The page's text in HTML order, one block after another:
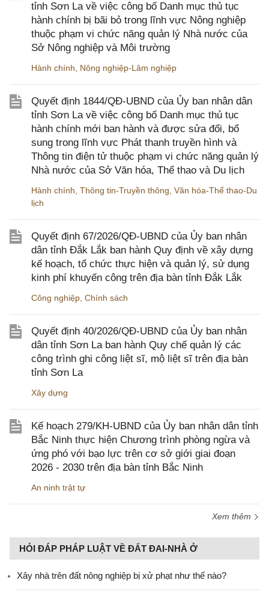
tỉnh Sơn La về việc công bố Danh mục thủ tục
hành chính bị bãi bỏ trong lĩnh vực Nông nghiệp
thuộc phạm vi chức năng quản lý Nhà nước của
Sở Nông nghiệp và Môi trường
Hành chính Nông nghiệp-Lâm nghiệp
Quyết định 1844/QĐ-UBND của Ủy ban nhân dân
tỉnh Sơn La về việc công bố Danh mục thủ tục
hành chính mới ban hành và được sửa đổi, bổ
sung trong lĩnh vực Phát thanh truyền hình và
Thông tin điện tử thuộc phạm vi chức năng quản lý
Nhà nước của Sở Văn hóa, Thể thao và Du lịch
Hành chính Thông tin-Truyền thông Văn hóa-Thể thao-Du
lịch
Quyết định 67/2026/QĐ-UBND của Ủy ban nhân
dân tỉnh Đắk Lắk ban hành Quy định về xây dựng
kế hoạch, tổ chức thực hiện và quản lý, sử dụng
kinh phí khuyến công trên địa bàn tỉnh Đắk Lắk
Công nghiệp Chính sách
Quyết định 40/2026/QĐ-UBND của Ủy ban nhân
dân tỉnh Sơn La ban hành Quy chế quản lý các
công trình ghi công liệt sĩ, mộ liệt sĩ trên địa bàn
tỉnh Sơn La
Xây dựng
Kế hoạch 279/KH-UBND của Ủy ban nhân dân tỉnh
Bắc Ninh thực hiện Chương trình phòng ngừa và
ứng phó với bạo lực trên cơ sở giới giai đoạn
2026 - 2030 trên địa bàn tỉnh Bắc Ninh
An ninh trật tự
Xem thêm
HỎI ĐÁP PHÁP LUẬT VỀ ĐẤT ĐAI-NHÀ Ở
Xây nhà trên đất nông nghiệp bị xử phạt như thế nào?